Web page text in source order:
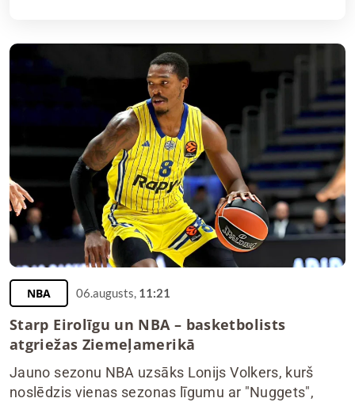
NBA 06.augusts, 11:21
Starp Eirolīgu un NBA – basketbolists
atgriežas Ziemeļamerikā
Jauno sezonu NBA uzsāks Lonijs Volkers, kurš
noslēdzis vienas sezonas līgumu ar "Nuggets",